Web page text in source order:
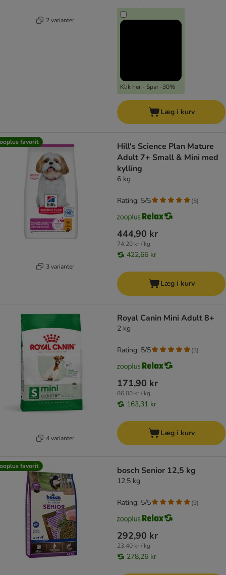
2 varianter
Klik her - Spar -30%
Læg i kurv
favorit
3 varianter
Hill's Science Plan Mature
Adult 7+ Small & Mini med
kylling
6 kg
444,90 kr
74,20 kr / kg
422,66 kr
Rating: 5/5 (5)
Læg i kurv
4 varianter
Royal Canin Mini Adult 8+
2 kg
171,90 kr
86,00 kr / kg
163,31 kr
Rating: 5/5 (3)
Læg i kurv
favorit bosch Senior 12,5 kg
12,5 kg
292,90 kr
23,40 kr / kg
278,26 kr
Rating: 5/5 (9)